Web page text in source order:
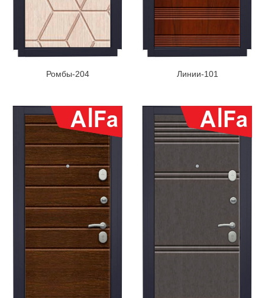
Ромбы-204 Линии-101